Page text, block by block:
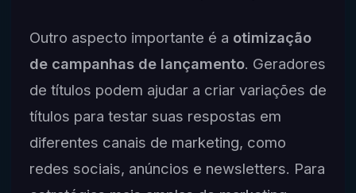
Outro aspecto importante é a otimização
de campanhas de lançamento. Geradores
de títulos podem ajudar a criar variações de
títulos para testar suas respostas em
diferentes canais de marketing, como
redes sociais, anúncios e newsletters. Para